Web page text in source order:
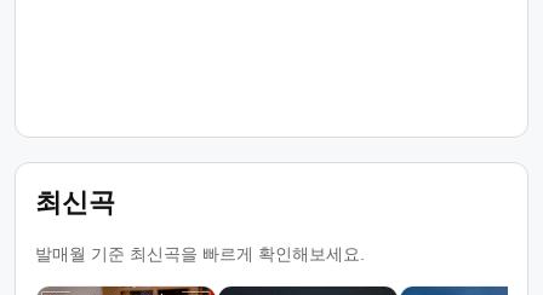
최신곡
발매월 기준 최신곡을 빠르게 확인해보세요.